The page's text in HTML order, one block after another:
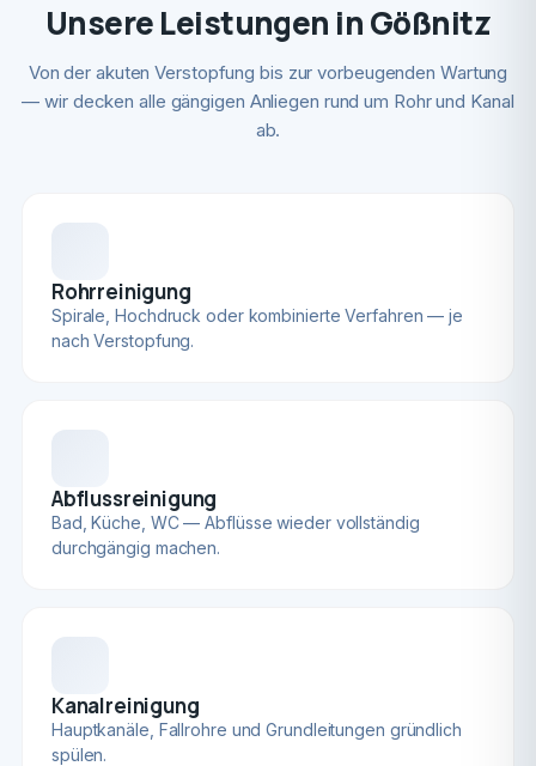
Unsere Leistungen in Gößnitz
Von der akuten Verstopfung bis zur vorbeugenden Wartung
— wir decken alle gängigen Anliegen rund um Rohr und Kanal
ab.
Rohrreinigung
Spirale, Hochdruck oder kombinierte Verfahren — je
nach Verstopfung.
Abflussreinigung
Bad, Küche, WC — Abflüsse wieder vollständig
durchgängig machen.
Kanalreinigung
Hauptkanäle, Fallrohre und Grundleitungen gründlich
spülen.